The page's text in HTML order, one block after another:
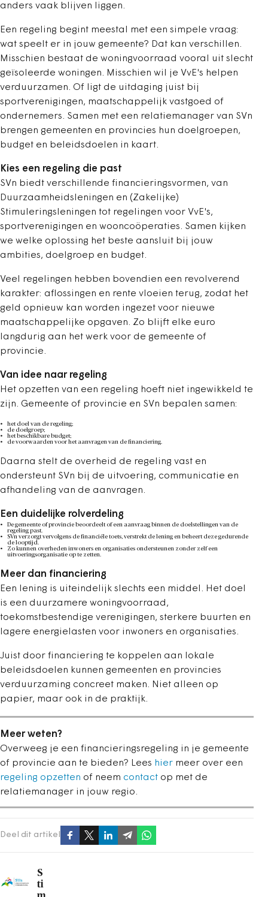
anders vaak blijven liggen.
Een regeling begint meestal met een simpele vraag:
wat speelt er in jouw gemeente? Dat kan verschillen.
Misschien bestaat de woningvoorraad vooral uit slecht
geïsoleerde woningen. Misschien wil je VvE's helpen
verduurzamen. Of ligt de uitdaging juist bij
sportverenigingen, maatschappelijk vastgoed of
ondernemers. Samen met een relatiemanager van SVn
brengen gemeenten en provincies hun doelgroepen,
budget en beleidsdoelen in kaart.
Kies een regeling die past
SVn biedt verschillende financieringsvormen, van
Duurzaamheidsleningen en (Zakelijke)
Stimuleringsleningen tot regelingen voor VvE's,
sportverenigingen en wooncoöperaties. Samen kijken
we welke oplossing het beste aansluit bij jouw
ambities, doelgroep en budget.
Veel regelingen hebben bovendien een revolverend
karakter: aflossingen en rente vloeien terug, zodat het
geld opnieuw kan worden ingezet voor nieuwe
maatschappelijke opgaven. Zo blijft elke euro
langdurig aan het werk voor de gemeente of
provincie.
Van idee naar regeling
Het opzetten van een regeling hoeft niet ingewikkeld te
zijn. Gemeente of provincie en SVn bepalen samen:
het doel van de regeling;
de doelgroep;
het beschikbare budget;
de voorwaarden voor het aanvragen van de financiering.
Daarna stelt de overheid de regeling vast en
ondersteunt SVn bij de uitvoering, communicatie en
afhandeling van de aanvragen.
Een duidelijke rolverdeling
De gemeente of provincie beoordeelt of een aanvraag binnen de doelstellingen van de
regeling past.
SVn verzorgt vervolgens de financiële toets, verstrekt de lening en beheert deze gedurende
de looptijd.
Zo kunnen overheden inwoners en organisaties ondersteunen zonder zelf een
uitvoeringsorganisatie op te zetten.
Meer dan financiering
Een lening is uiteindelijk slechts een middel. Het doel
is een duurzamere woningvoorraad,
toekomstbestendige verenigingen, sterkere buurten en
lagere energielasten voor inwoners en organisaties.
Juist door financiering te koppelen aan lokale
beleidsdoelen kunnen gemeenten en provincies
verduurzaming concreet maken. Niet alleen op
papier, maar ook in de praktijk.
Meer weten?
Overweeg je een financieringsregeling in je gemeente
of provincie aan te bieden? Lees hier meer over een
regeling opzetten of neem contact op met de
relatiemanager in jouw regio.
Deel dit artikel
S
ti